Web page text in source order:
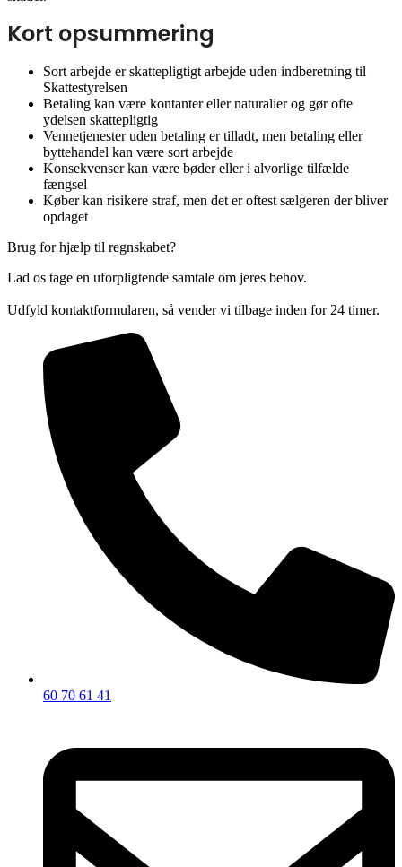
Kort opsummering
Sort arbejde er skattepligtigt arbejde uden indberetning til
Skattestyrelsen
Betaling kan være kontanter eller naturalier og gør ofte
ydelsen skattepligtig
Vennetjenester uden betaling er tilladt, men betaling eller
byttehandel kan være sort arbejde
Konsekvenser kan være bøder eller i alvorlige tilfælde
fængsel
Køber kan risikere straf, men det er oftest sælgeren der bliver
opdaget
Brug for hjælp til regnskabet?
Lad os tage en uforpligtende samtale om jeres behov.
Udfyld kontaktformularen, så vender vi tilbage inden for 24 timer.
60 70 61 41